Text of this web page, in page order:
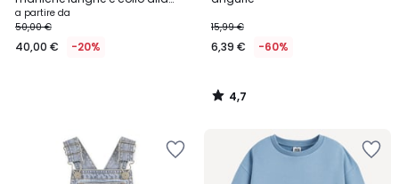
marinara
a partire da
50,00 €
40,00 € -20%
15,99 €
6,39 € -60%
4,7
/